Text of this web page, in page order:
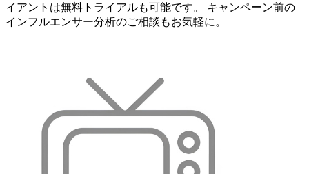
イアントは無料トライアルも可能です。 キャンペーン前の
インフルエンサー分析のご相談もお気軽に。